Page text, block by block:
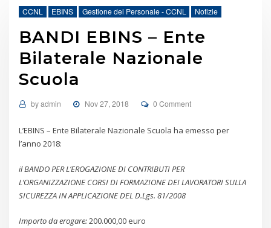
CCNL EBINS Gestione del Personale - CCNL Notizie
BANDI EBINS – Ente
Bilaterale Nazionale
Scuola
byadmin Nov 27, 2018 0 Comment
L’EBINS – Ente Bilaterale Nazionale Scuola ha emesso per
l’anno 2018:
il BANDO PER L’EROGAZIONE DI CONTRIBUTI PER
L’ORGANIZZAZIONE CORSI DI FORMAZIONE DEI LAVORATORI SULLA
SICUREZZA IN APPLICAZIONE DEL D.Lgs. 81/2008
Importo da erogare:200.000,00 euro